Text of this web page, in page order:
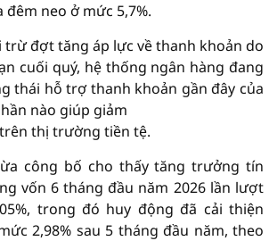
đêm neo ở mức 5,7%.
trừ đợt tăng áp lực về thanh khoản do
cuối quý, hệ thống ngân hàng đang
thái hỗ trợ thanh khoản gần đây của
nào giúp giảm
thị trường tiền tệ.
công bố cho thấy tăng trưởng tín
vốn 6 tháng đầu năm 2026 lần lượt
trong đó huy động đã cải thiện
2,98% sau 5 tháng đầu năm, theo